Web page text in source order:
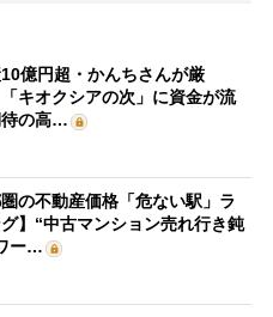
10億円超・かんちさんが厳
キオクシアの次」に資金が流
待の高…
圏の不動産価格「危ない駅」ラ
】“中古マンション売れ行き鈍
ー…